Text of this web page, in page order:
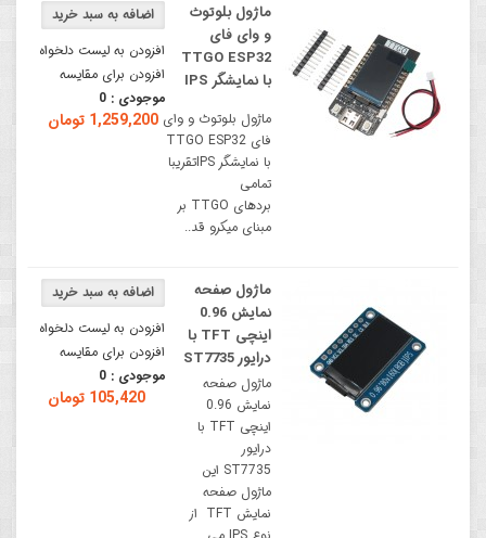
افزودن به لیست دلخواه
افزودن برای مقایسه
موجودی : 0
1,259,200 تومان
ماژول بلوتوث
و وای فای
TTGO ESP32
با نمایشگر IPS
ماژول بلوتوث و وای
فای TTGO ESP32
با نمایشگر IPSتقریبا
تمامی
بردهای TTGO بر
مبنای میکرو قد..
افزودن به لیست دلخواه
افزودن برای مقایسه
موجودی : 0
105,420 تومان
ماژول صفحه
نمایش 0.96
اینچی TFT با
درایور ST7735
ماژول صفحه
نمایش 0.96
اینچی TFT با
درایور
ST7735 این
ماژول صفحه
نمایش TFT از